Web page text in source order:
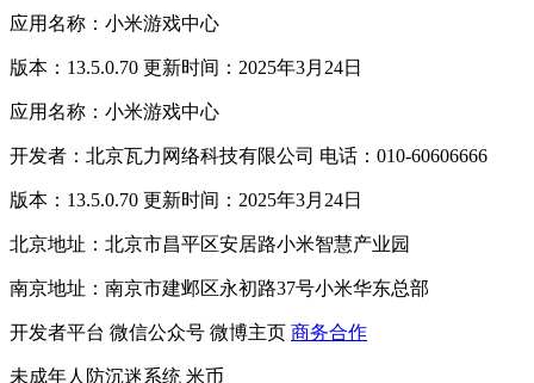
应用名称：小米游戏中心
版本：13.5.0.70 更新时间：2025年3月24日
应用名称：小米游戏中心
开发者：北京瓦力网络科技有限公司 电话：010-60606666
版本：13.5.0.70 更新时间：2025年3月24日
北京地址：北京市昌平区安居路小米智慧产业园
南京地址：南京市建邺区永初路37号小米华东总部
开发者平台 微信公众号 微博主页 商务合作
未成年人防沉迷系统 米币